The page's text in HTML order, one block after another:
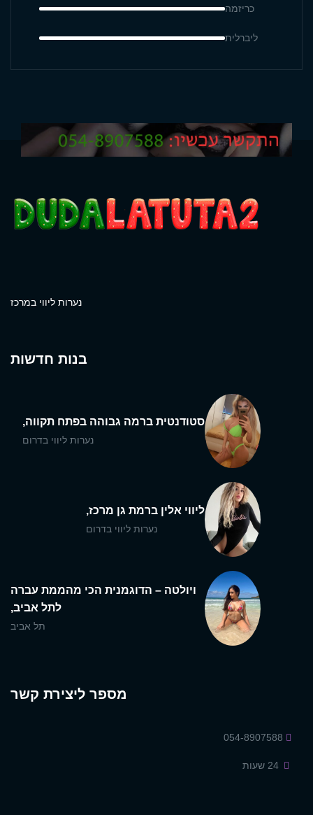
כריזמה
ליברלית
נערות ליווי במרכז
בנות חדשות
סטודנטית ברמה גבוהה בפתח תקווה,
נערות ליווי בדרום
ליווי אלין ברמת גן מרכז,
נערות ליווי בדרום
ויולטה – הדוגמנית הכי מהממת עברה
לתל אביב,
תל אביב
מספר ליצירת קשר
054-8907588
24 שעות